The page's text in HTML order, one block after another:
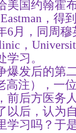
美国约翰霍
，得
6月，同周
，
习。
发后的第
注），一
前后方医务
以后，认为
学习吗？于